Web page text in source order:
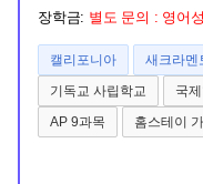
장학금: 별도 문의 : 영어
캘리포니아 새크라멘
기독교 사립학교
국
AP 9과목
홈스테이